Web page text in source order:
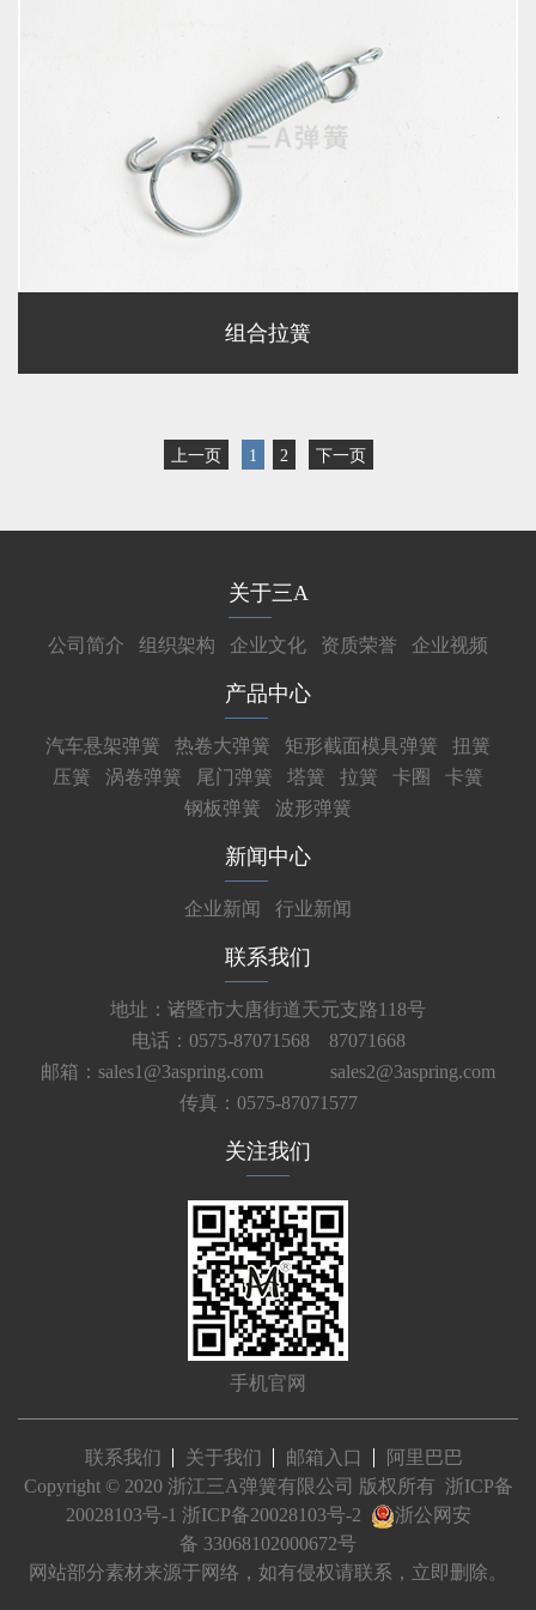
组合拉簧
上一页 1 2 下一页
关于三A
公司简介 组织架构 企业文化 资质荣誉 企业视频
产品中心
汽车悬架弹簧 热卷大弹簧 矩形截面模具弹簧
扭簧
压簧
涡卷弹簧 尾门弹簧 塔簧 拉簧 卡圈
卡簧
钢板弹簧
波形弹簧
新闻中心
企业新闻 行业新闻
联系我们
地址：诸暨市大唐街道天元支路118号
电话：0575-87071568 87071668
邮箱：sales1@3aspring.com
sales2@3aspring.com
传真：0575-87071577
关注我们
手机官网
联系我们 关于我们 邮箱入口
阿里巴巴
Copyright © 2020 浙江三A弹簧有限公司 版权所有 浙ICP备
20028103号-1 浙ICP备20028103号-2
浙公网安
备 33068102000672号
网站部分素材来源于网络，如有侵权请联系，立即删除。